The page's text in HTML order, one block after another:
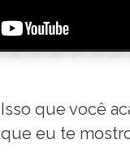
Isso que você
que eu te